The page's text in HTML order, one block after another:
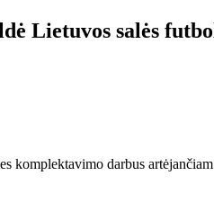
Lietuvos salės
komplektavimo darbus